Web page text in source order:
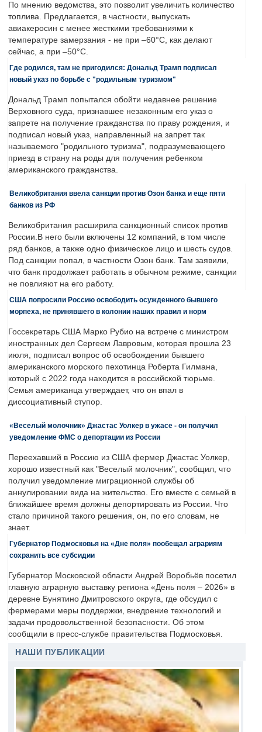
По мнению ведомства, это позволит увеличить количество
топлива. Предлагается, в частности, выпускать
авиакеросин с менее жесткими требованиями к
температуре замерзания - не при –60°C, как делают
сейчас, а при –50°C.
Где родился, там не пригодился: Дональд Трамп подписал
новый указ по борьбе с "родильным туризмом"
Дональд Трамп попытался обойти недавнее решение
Верховного суда, признавшее незаконным его указ о
запрете на получение гражданства по праву рождения, и
подписал новый указ, направленный на запрет так
называемого "родильного туризма", подразумевающего
приезд в страну на роды для получения ребенком
американского гражданства.
Великобритания ввела санкции против Озон банка и еще пяти
банков из РФ
Великобритания расширила санкционный список против
России.В него были включены 12 компаний, в том числе
ряд банков, а также одно физическое лицо и шесть судов.
Под санкции попал, в частности Озон банк. Там заявили,
что банк продолжает работать в обычном режиме, санкции
не повлияют на его работу.
США попросили Россию освободить осужденного бывшего
морпеха, не принявшего в колонии наших правил и норм
Госсекретарь США Марко Рубио на встрече с министром
иностранных дел Сергеем Лавровым, которая прошла 23
июля, подписал вопрос об освобождении бывшего
американского морского пехотинца Роберта Гилмана,
который с 2022 года находится в российской тюрьме.
Семья американца утверждает, что он впал в
диссоциативный ступор.
«Веселый молочник» Джастас Уолкер в ужасе - он получил
уведомление ФМС о депортации из России
Переехавший в Россию из США фермер Джастас Уолкер,
хорошо известный как "Веселый молочник", сообщил, что
получил уведомление миграционной службы об
аннулировании вида на жительство. Его вместе с семьей в
ближайшее время должны депортировать из России. Что
стало причиной такого решения, он, по его словам, не
знает.
Губернатор Подмосковья на «Дне поля» пообещал аграриям
сохранить все субсидии
Губернатор Московской области Андрей Воробьёв посетил
главную аграрную выставку региона «День поля – 2026» в
деревне Бунятино Дмитровского округа, где обсудил с
фермерами меры поддержки, внедрение технологий и
задачи продовольственной безопасности. Об этом
сообщили в пресс-службе правительства Подмосковья.
НАШИ ПУБЛИКАЦИИ